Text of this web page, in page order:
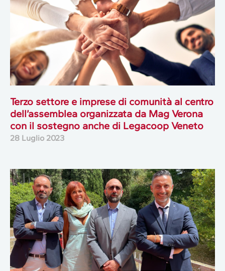
Terzo settore e imprese di comunità al centro
dell’assemblea organizzata da Mag Verona
con il sostegno anche di Legacoop Veneto
28 Luglio 2023